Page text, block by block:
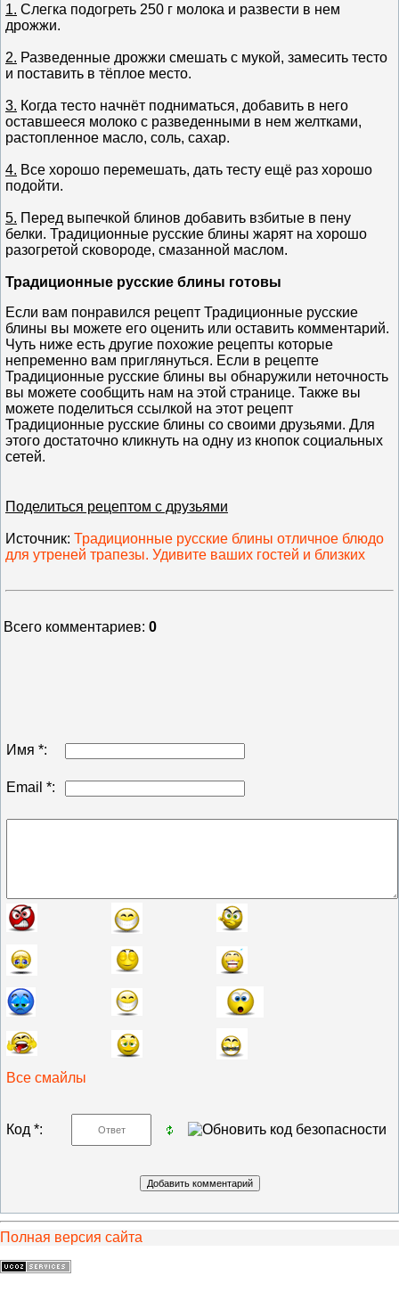
1. Слегка подогреть 250 г молока и развести в нем
дрожжи.
2. Разведенные дрожжи смешать c мукой, замесить тесто
и поставить в тёплое место.
3. Когда тесто начнёт подниматься, добавить в него
оставшееся молоко c разведенными в нем желтками,
растопленное масло, соль, сахар.
4. Все хорошо перемешать, дать тесту ещё раз хорошо
подойти.
5. Перед выпечкой блинов добавить взбитые в пену
белки. Традиционные русские блины жарят на хорошо
разогретой сковороде, смазанной маслом.
Традиционные русские блины готовы
Если вам понравился рецепт Традиционные русские
блины вы можете его оценить или оставить комментарий.
Чуть ниже есть другие похожие рецепты которые
непременно вам приглянуться. Если в рецепте
Традиционные русские блины вы обнаружили неточность
вы можете сообщить нам на этой странице. Также вы
можете поделиться ссылкой на этот рецепт
Традиционные русские блины со своими друзьями. Для
этого достаточно кликнуть на одну из кнопок социальных
сетей.
Поделиться рецептом с друзьями
Источник: Традиционные русские блины отличное блюдо
для утреней трапезы. Удивите ваших гостей и близких
Всего комментариев: 0
Имя *:
Email *:
Все смайлы
Код *:
Полная версия сайта